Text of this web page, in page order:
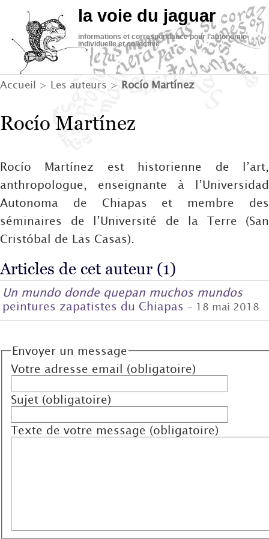
la voie du jaguar
informations et correspondance pour l’autonomie
individuelle et collective
Accueil > Les auteurs > Rocío Martínez
Rocío Martínez
Rocío Martínez est historienne de l’art,
anthropologue, enseignante à l’Universidad
Autonoma de Chiapas et membre des
séminaires de l’Université de la Terre (San
Cristóbal de Las Casas).
Articles de cet auteur (1)
Un mundo donde quepan muchos mundos
peintures zapatistes du Chiapas - 18 mai 2018
Envoyer un message
Votre adresse email (obligatoire)
Sujet (obligatoire)
Texte de votre message (obligatoire)